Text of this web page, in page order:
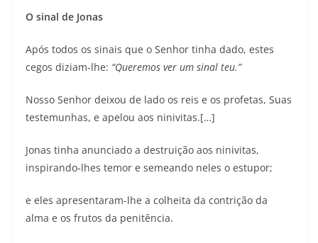
O sinal de Jonas
Após todos os sinais que o Senhor tinha dado, estes
cegos diziam-lhe: “Queremos ver um sinal teu.”
Nosso Senhor deixou de lado os reis e os profetas, Suas
testemunhas, e apelou aos ninivitas.[…]
Jonas tinha anunciado a destruição aos ninivitas,
inspirando-lhes temor e semeando neles o estupor;
e eles apresentaram-lhe a colheita da contrição da
alma e os frutos da penitência.